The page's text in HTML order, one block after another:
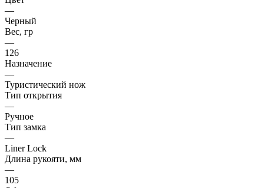
—
Черный
Вес, гр
—
126
Назначение
—
Туристический нож
Тип открытия
—
Ручное
Тип замка
—
Liner Lock
Длина рукояти, мм
—
105